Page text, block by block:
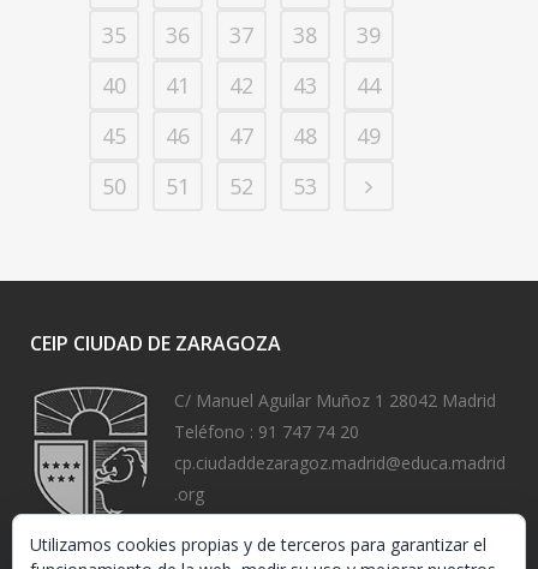
35
36 37 38
39
40
41 42 43
44
45
46 47 48
49
50
51 52 53
CEIP CIUDAD DE ZARAGOZA
C/ Manuel Aguilar Muñoz 1 28042 Madrid
Teléfono : 91 747 74 20
cp.ciudaddezaragoz.madrid@educa.madrid
.org
Utilizamos cookies propias y de terceros para garantizar el